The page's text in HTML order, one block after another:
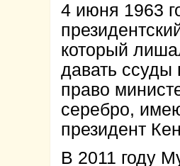
4 июня 1963
который
давать
право
серебро,
президент
В 2011 году